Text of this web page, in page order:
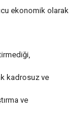
ekonomik olarak
kadrosuz ve
ve